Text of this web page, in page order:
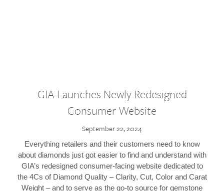
GIA Launches Newly Redesigned
Consumer Website
September 22, 2024
Everything retailers and their customers need to know
about diamonds just got easier to find and understand with
GIA’s redesigned consumer-facing website dedicated to
the 4Cs of Diamond Quality – Clarity, Cut, Color and Carat
Weight – and to serve as the go-to source for gemstone